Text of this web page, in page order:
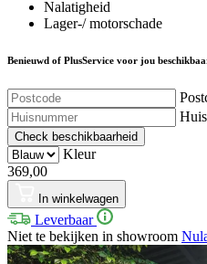
Nalatigheid
Lager-/ motorschade
Benieuwd of PlusService voor jou
Check beschikbaarheid
Kleur
369,00
In winkelwagen
Leverbaar
Niet te bekijken in showroom